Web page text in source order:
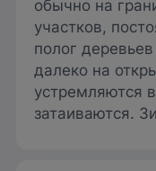
обычно на
участков,
полог
далеко на
устремляются
затаиваются.